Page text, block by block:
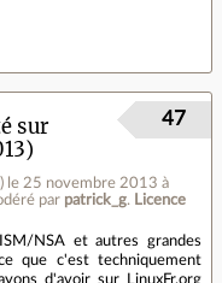
sur
) le 25 novembre 2013 à
par patrick_g. Licence
47
NSA et autres grandes
que c'est techniquement
d'avoir sur LinuxFr.org